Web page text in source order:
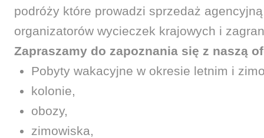
podróży które prowadzi sprzedaż
organizatorów wycieczek krajowych i
Zapraszamy do zapoznania się z naszą
Pobyty wakacyjne w okresie letnim i
kolonie,
obozy,
zimowiska,